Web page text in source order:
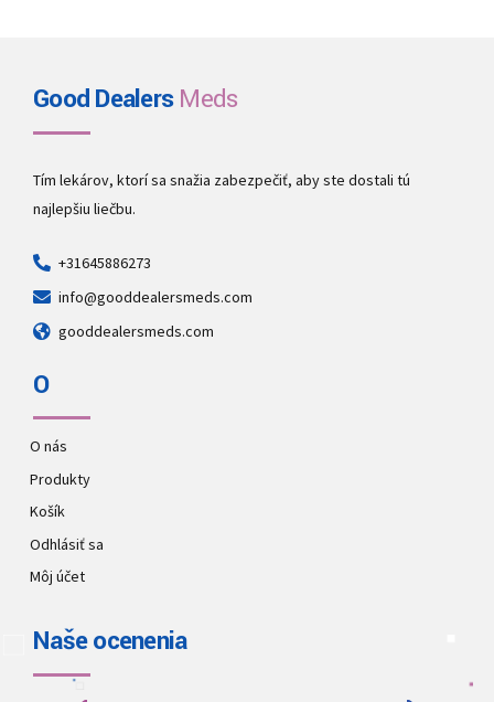
Good DealersMeds
Tím lekárov, ktorí sa snažia zabezpečiť, aby ste dostali tú
najlepšiu liečbu.
+31645886273
info@gooddealersmeds.com
gooddealersmeds.com
O
O nás
Produkty
Košík
Odhlásiť sa
Môj účet
Naše ocenenia